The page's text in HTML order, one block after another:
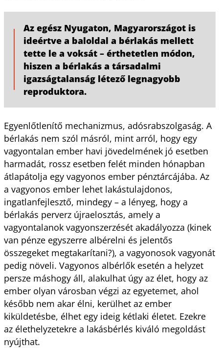
Az egész Nyugaton, Magyarországot is
ideértve a baloldal a bérlakás mellett
tette le a voksát – érthetetlen módon,
hiszen a bérlakás a társadalmi
igazságtalanság létező legnagyobb
reproduktora.
Egyenlőtlenítő mechanizmus, adósrabszolgaság. A
bérlakás nem szól másról, mint arról, hogy egy
vagyontalan ember havi jövedelmének jó esetben
harmadát, rossz esetben felét minden hónapban
átlapátolja egy vagyonos ember pénztárcájába. Az
a vagyonos ember lehet lakástulajdonos,
ingatlanfejlesztő, mindegy – a lényeg, hogy a
bérlakás perverz újraelosztás, amely a
vagyontalanok vagyonszerzését akadályozza (kinek
van pénze egyszerre albérelni és jelentős
összegeket megtakarítani?), a vagyonosok vagyonát
pedig növeli. Vagyonos albérlők esetén a helyzet
persze máshogy áll, alakulhat úgy az élet, hogy az
ember olyan városban végzi az egyetemet, ahol
később nem akar élni, kerülhet az ember
kiküldetésbe, élhet egy ideig kétlaki életet. Ezekre
az élethelyzetekre a lakásbérlés kiváló megoldást
nyújthat.